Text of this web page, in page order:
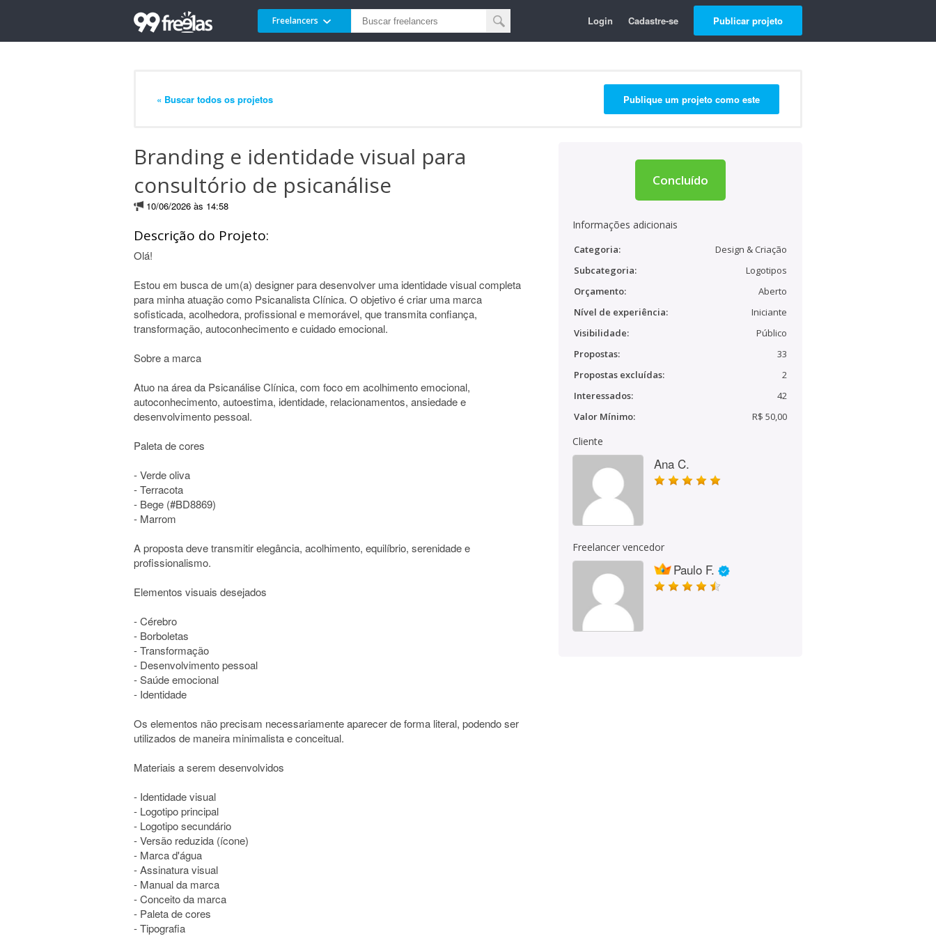
Freelancers Login Cadastre-se Publicar projeto
« Buscar todos os projetos Publique um projeto como este
Branding e identidade visual para
consultório de psicanálise
10/06/2026 às 14:58
Descrição do Projeto:
Olá!
Estou em busca de um(a) designer para desenvolver uma identidade visual completa
para minha atuação como Psicanalista Clínica. O objetivo é criar uma marca
sofisticada, acolhedora, profissional e memorável, que transmita confiança,
transformação, autoconhecimento e cuidado emocional.
Sobre a marca
Atuo na área da Psicanálise Clínica, com foco em acolhimento emocional,
autoconhecimento, autoestima, identidade, relacionamentos, ansiedade e
desenvolvimento pessoal.
Paleta de cores
- Verde oliva
- Terracota
- Bege (#BD8869)
- Marrom
A proposta deve transmitir elegância, acolhimento, equilíbrio, serenidade e
profissionalismo.
Elementos visuais desejados
- Cérebro
- Borboletas
- Transformação
- Desenvolvimento pessoal
- Saúde emocional
- Identidade
Os elementos não precisam necessariamente aparecer de forma literal, podendo ser
utilizados de maneira minimalista e conceitual.
Materiais a serem desenvolvidos
- Identidade visual
- Logotipo principal
- Logotipo secundário
- Versão reduzida (ícone)
- Marca d'água
- Assinatura visual
- Manual da marca
- Conceito da marca
- Paleta de cores
- Tipografia
Concluído
Informações adicionais
Categoria:
Design & Criação
Subcategoria:
Logotipos
Orçamento:
Aberto
Nível de experiência:
Iniciante
Visibilidade:
Público
Propostas:
33
Propostas excluídas:
2
Interessados:
42
Valor Mínimo:
R$ 50,00
Cliente
Ana C.
Freelancer vencedor
Paulo F.